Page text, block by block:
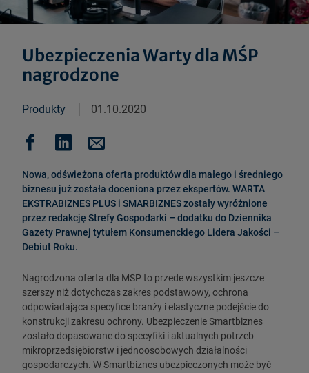
Produkty 01.10.2020
Ubezpieczenia Warty dla MŚP
nagrodzone
Nowa, odświeżona oferta produktów dla małego i średniego
biznesu już została doceniona przez ekspertów. WARTA
EKSTRABIZNES PLUS i SMARBIZNES zostały wyróżnione
przez redakcję Strefy Gospodarki – dodatku do Dziennika
Gazety Prawnej tytułem Konsumenckiego Lidera Jakości –
Debiut Roku.
Nagrodzona oferta dla MSP to przede wszystkim jeszcze
szerszy niż dotychczas zakres podstawowy, ochrona
odpowiadająca specyfice branży i elastyczne podejście do
konstrukcji zakresu ochrony. Ubezpieczenie Smartbiznes
zostało dopasowane do specyfiki i aktualnych potrzeb
mikroprzedsiębiorstw i jednoosobowych działalności
gospodarczych. W Smartbiznes ubezpieczonych może być